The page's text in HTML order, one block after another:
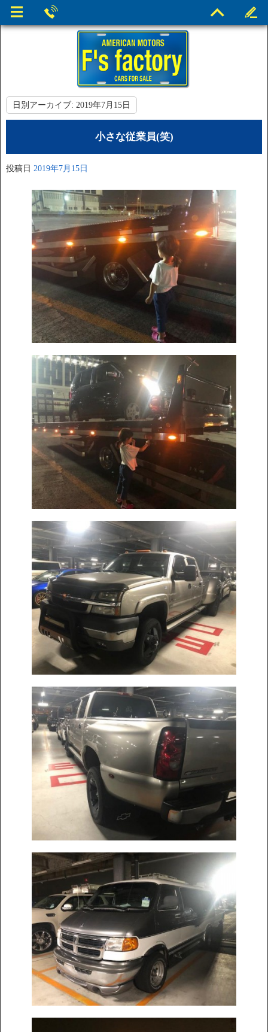
日別アーカイブ: 2019年7月15日
小さな従業員(笑)
投稿日 2019年7月15日